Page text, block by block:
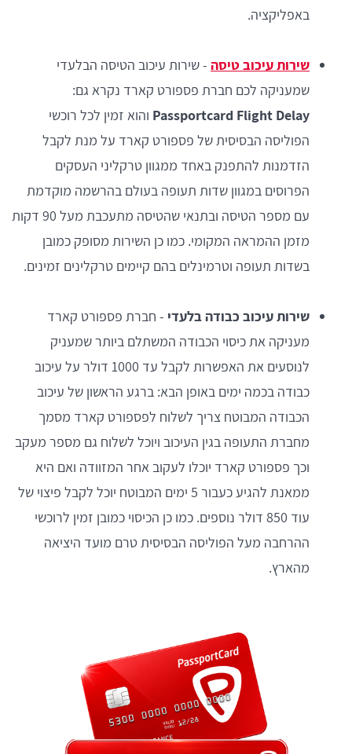
באפליקציה.
שירות עיכוב טיסה - שירות עיכוב הטיסה הבלעדי
שמעניקה לכם חברת פספורט קארד נקרא גם:
Passportcard Flight Delay והוא זמין לכל רוכשי
הפוליסה הבסיסית של פספורט קארד על מנת לקבל
הזדמנות להתפנק באחד ממגוון טרקליני העסקים
הפרוסים במגוון שדות תעופה בעולם בהרשמה מוקדמת
עם מספר הטיסה ובתנאי שהטיסה מתעכבת מעל 90 דקות
מזמן ההמראה המקומי. כמו כן השירות מסופק כמובן
בשדות תעופה וטרמינלים בהם קיימים טרקלינים זמינים.
שירות עיכוב כבודה בלעדי - חברת פספורט קארד
מעניקה את כיסוי הכבודה המשתלם ביותר שמעניק
לנוסעים את האפשרות לקבל עד 1000 דולר על עיכוב
כבודה בכמה ימים באופן הבא: ברגע הראשון של עיכוב
הכבודה המבוטח צריך לשלוח לפספורט קארד מסמך
מחברת התעופה בגין העיכוב ויוכל לשלוח גם מספר מעקב
וכך פספורט קארד יוכלו לעקוב אחר המזוודה ואם היא
ממאנת להגיע כעבור 5 ימים המבוטח יוכל לקבל פיצוי של
עוד 850 דולר נוספים. כמו כן הכיסוי כמובן זמין לרוכשי
ההרחבה מעל הפוליסה הבסיסית טרם מועד היציאה
מהארץ.